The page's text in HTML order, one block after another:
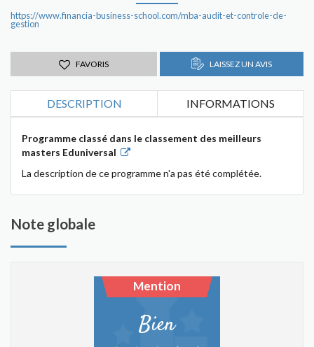
https://www.financia-business-school.com/mba-audit-et-controle-de-
gestion
FAVORIS LAISSEZ UN AVIS
DESCRIPTION INFORMATIONS
Programme classé dans le classement des meilleurs
masters Eduniversal
La description de ce programme n'a pas été complétée.
Note globale
Mention
Bien